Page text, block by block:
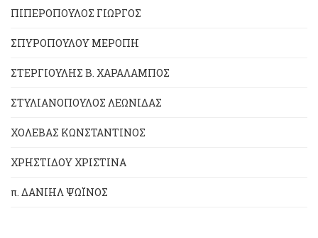
ΠΙΠΕΡΟΠΟΥΛΟΣ ΓΙΩΡΓΟΣ
ΣΠΥΡΟΠΟΥΛΟΥ ΜΕΡΟΠΗ
ΣΤΕΡΓΙΟΥΛΗΣ Β. ΧΑΡΑΛΑΜΠΟΣ
ΣΤΥΛΙΑΝΟΠΟΥΛΟΣ ΛΕΩΝΙΔΑΣ
ΧΟΛΕΒΑΣ ΚΩΝΣΤΑΝΤΙΝΟΣ
ΧΡΗΣΤΙΔΟΥ ΧΡΙΣΤΙΝΑ
π. ΔΑΝΙΗΛ ΨΩΪΝΟΣ